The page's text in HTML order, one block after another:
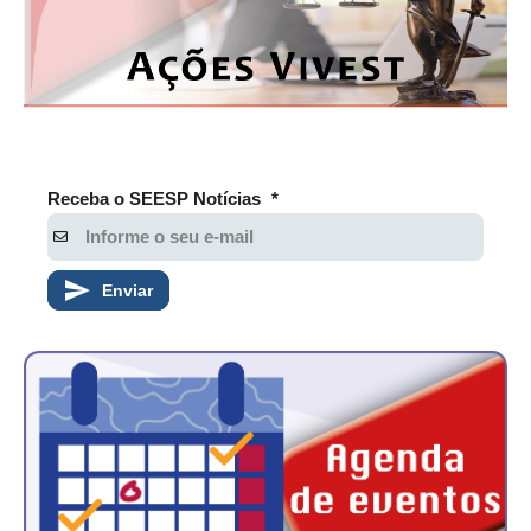
Receba o SEESP Notícias *
Enviar